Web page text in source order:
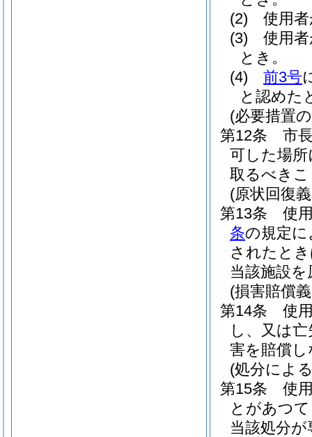
(2)
使用
(3)
使用
とき。
(4)
前3号
と認めた
(必要措置
第12条
市
可した場
取るべき
(原状回復
第13条
使
条の規定
されたと
当該施設
(損害賠償
第14条
使
し、又は
害を賠償
(処分によ
第15条
使
とがあつ
当該処分